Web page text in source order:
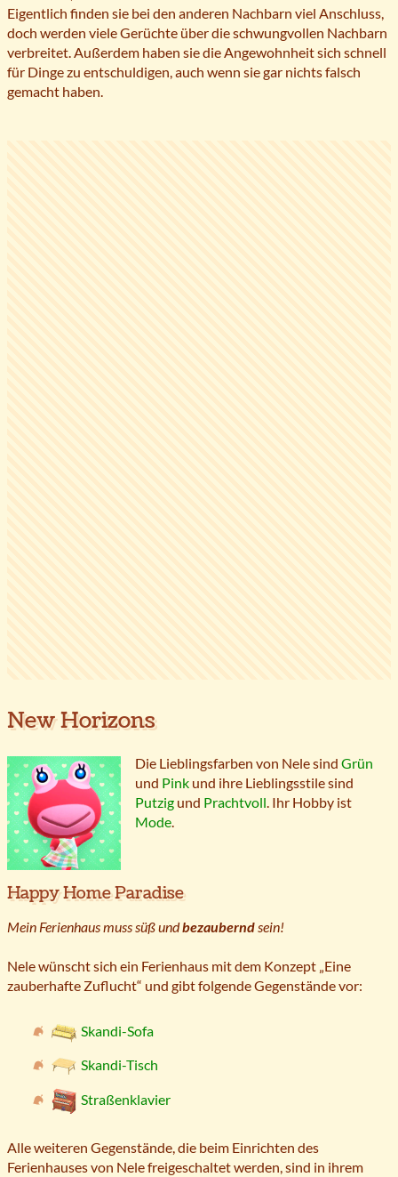
Eigentlich finden sie bei den anderen Nachbarn viel Anschluss,
doch werden viele Gerüchte über die schwungvollen Nachbarn
verbreitet. Außerdem haben sie die Angewohnheit sich schnell
für Dinge zu entschuldigen, auch wenn sie gar nichts falsch
gemacht haben.
New Horizons
Die Lieblingsfarben von Nele sind Grün
und Pink und ihre Lieblingsstile sind
Putzig und Prachtvoll. Ihr Hobby ist
Mode.
Happy Home Paradise
Mein Ferienhaus muss süß undbezauberndsein!
Nele wünscht sich ein Ferienhaus mit dem Konzept „Eine
zauberhafte Zuflucht“ und gibt folgende Gegenstände vor:
Skandi-Sofa
Skandi-Tisch
Straßenklavier
Alle weiteren Gegenstände, die beim Einrichten des
Ferienhauses von Nele freigeschaltet werden, sind in ihrem